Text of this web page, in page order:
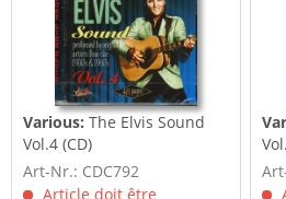
Various:The Elvis Sound
Vol.4 (CD)
Art-Nr.: CDC792
Article doit être